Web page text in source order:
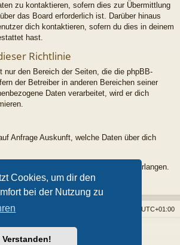
Cookies, um dir den
bei der Nutzung zu
Verstanden!
zu kontaktieren, sofern dies zur Übermittlung
das Board erforderlich ist. Darüber hinaus
dich kontaktieren, sofern du dies in deinem
hast.
Richtlinie
nur den Bereich der Seiten, die die phpBB-
der Betreiber in anderen Bereichen seiner
Daten verarbeitet, wird er dich
Anfrage Auskunft, welche Daten über dich
bzw. Sperrung deiner Daten verlangen.
Betreiber.
UTC+01:00
phpBB® Forum Software © phpBB Limited
vonArty- phpBB 3.3 von MrGaby